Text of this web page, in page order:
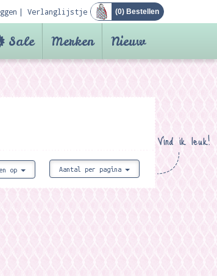
Verlanglijstje (0) Bestellen
Sale Merken Nieuw
Vind ik leuk!
op Aantal per pagina